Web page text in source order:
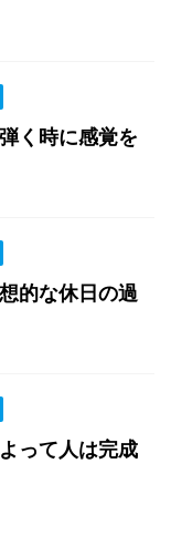
く時に感覚を
的な休日の過
って人は完成